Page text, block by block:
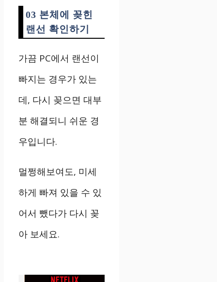
03 본체에
꽂힌
랜선 확인하기
가끔 PC에서 랜선이
빠지는 경우가 있는
데, 다시 꽂으면 대부
분 해결되니 쉬운 경
우입니다.
멀쩡해보여도, 미세
하게 빠져 있을 수 있
어서 뺐다가 다시 꽂
아 보세요.